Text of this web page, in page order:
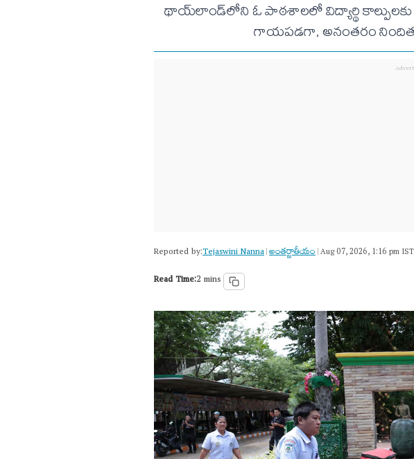
థాయ్‌లాండ్‌లోని ఓ పాఠశాలలో విద్యార్థి కాల్పులకు
గాయపడగా, అనంతరం నిందిత
Reported by:Tejaswini Nanna|అంత‌ర్జాతీయం|Aug 07, 2026, 1:16 pm IST
Read Time:2 mins